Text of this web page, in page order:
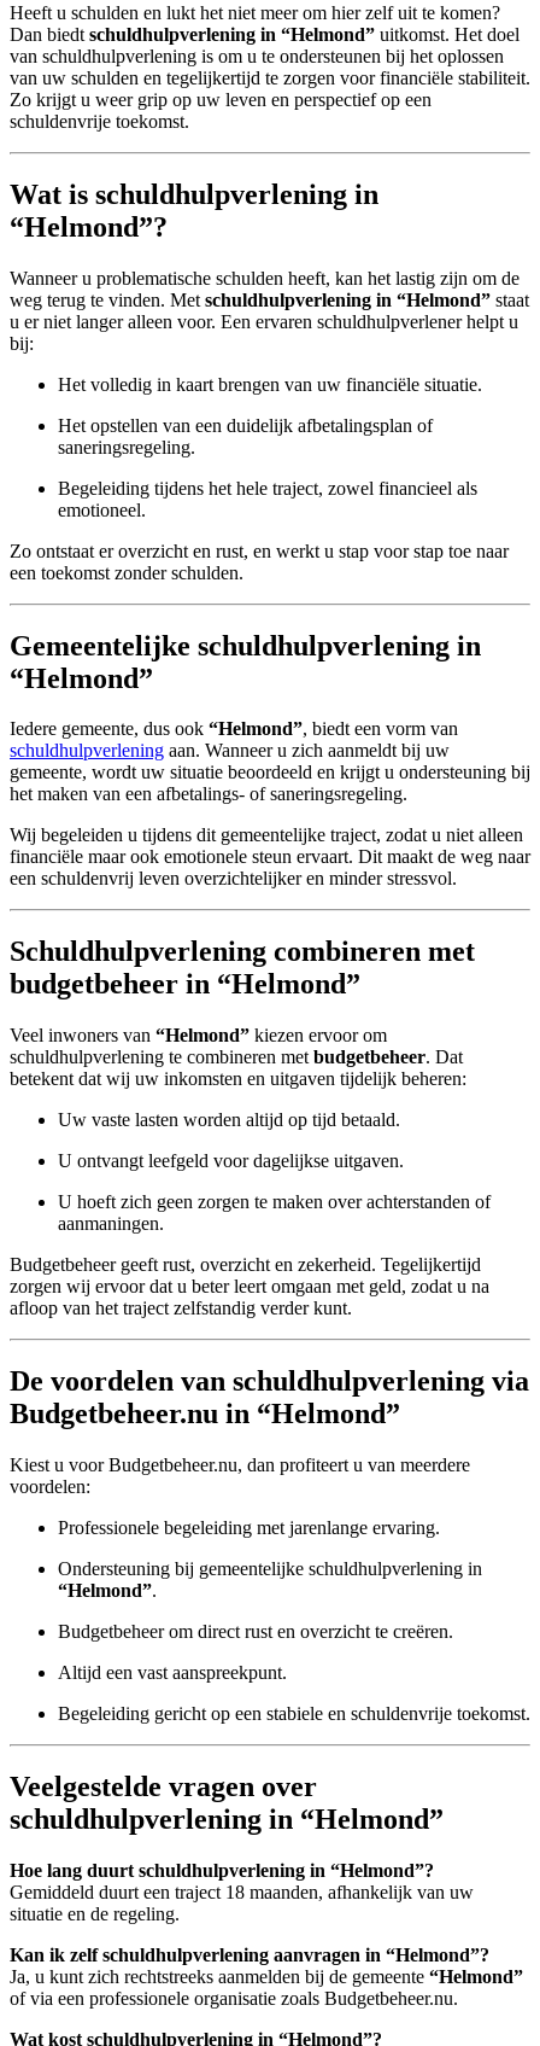
Heeft u schulden en lukt het niet meer om hier zelf uit te komen?
Dan biedt schuldhulpverlening in “Helmond” uitkomst. Het doel
van schuldhulpverlening is om u te ondersteunen bij het oplossen
van uw schulden en tegelijkertijd te zorgen voor financiële stabiliteit.
Zo krijgt u weer grip op uw leven en perspectief op een
schuldenvrije toekomst.
Wat is schuldhulpverlening in
“Helmond”?
Wanneer u problematische schulden heeft, kan het lastig zijn om de
weg terug te vinden. Met schuldhulpverlening in “Helmond” staat
u er niet langer alleen voor. Een ervaren schuldhulpverlener helpt u
bij:
Het volledig in kaart brengen van uw financiële situatie.
Het opstellen van een duidelijk afbetalingsplan of
saneringsregeling.
Begeleiding tijdens het hele traject, zowel financieel als
emotioneel.
Zo ontstaat er overzicht en rust, en werkt u stap voor stap toe naar
een toekomst zonder schulden.
Gemeentelijke schuldhulpverlening in
“Helmond”
Iedere gemeente, dus ook “Helmond”, biedt een vorm van
schuldhulpverlening aan. Wanneer u zich aanmeldt bij uw
gemeente, wordt uw situatie beoordeeld en krijgt u ondersteuning bij
het maken van een afbetalings- of saneringsregeling.
Wij begeleiden u tijdens dit gemeentelijke traject, zodat u niet alleen
financiële maar ook emotionele steun ervaart. Dit maakt de weg naar
een schuldenvrij leven overzichtelijker en minder stressvol.
Schuldhulpverlening combineren met
budgetbeheer in “Helmond”
Veel inwoners van “Helmond” kiezen ervoor om
schuldhulpverlening te combineren met budgetbeheer. Dat
betekent dat wij uw inkomsten en uitgaven tijdelijk beheren:
Uw vaste lasten worden altijd op tijd betaald.
U ontvangt leefgeld voor dagelijkse uitgaven.
U hoeft zich geen zorgen te maken over achterstanden of
aanmaningen.
Budgetbeheer geeft rust, overzicht en zekerheid. Tegelijkertijd
zorgen wij ervoor dat u beter leert omgaan met geld, zodat u na
afloop van het traject zelfstandig verder kunt.
De voordelen van schuldhulpverlening via
Budgetbeheer.nu in “Helmond”
Kiest u voor Budgetbeheer.nu, dan profiteert u van meerdere
voordelen:
Professionele begeleiding met jarenlange ervaring.
Ondersteuning bij gemeentelijke schuldhulpverlening in
“Helmond”.
Budgetbeheer om direct rust en overzicht te creëren.
Altijd een vast aanspreekpunt.
Begeleiding gericht op een stabiele en schuldenvrije toekomst.
Veelgestelde vragen over
schuldhulpverlening in “Helmond”
Hoe lang duurt schuldhulpverlening in “Helmond”?
Gemiddeld duurt een traject 18 maanden, afhankelijk van uw
situatie en de regeling.
Kan ik zelf schuldhulpverlening aanvragen in “Helmond”?
Ja, u kunt zich rechtstreeks aanmelden bij de gemeente “Helmond”
of via een professionele organisatie zoals Budgetbeheer.nu.
Wat kost schuldhulpverlening in “Helmond”?